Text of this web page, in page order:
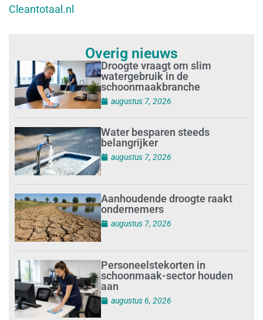
Cleantotaal.nl
Overig nieuws
Droogte vraagt om slim
watergebruik in de
schoonmaakbranche
augustus 7, 2026
Water besparen steeds
belangrijker
augustus 7, 2026
Aanhoudende droogte raakt
ondernemers
augustus 7, 2026
Personeelstekorten in
schoonmaak-sector houden
aan
augustus 6, 2026